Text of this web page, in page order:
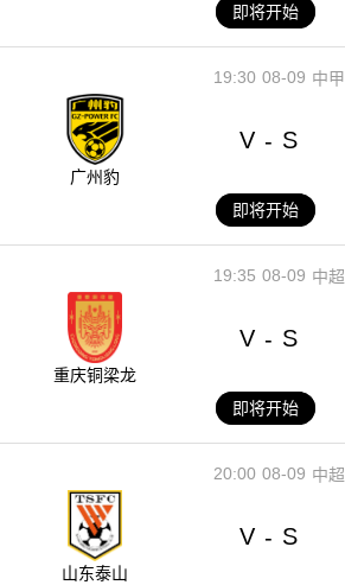
即将开始
08-09
19:30 中甲
广州豹
V - S
即将开始
08-09
19:35 中超
重庆铜梁龙
V - S
即将开始
08-09
20:00 中超
山东泰山
V - S